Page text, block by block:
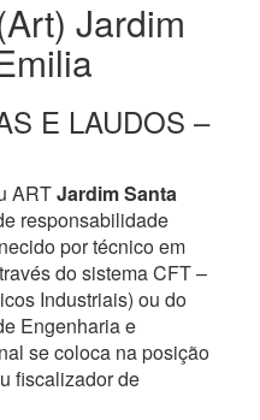
Jardim
E LAUDOS –
ARTJardim Santa
responsabilidade
por técnico em
do sistema CFT –
Industriais) ou do
Engenharia e
se coloca na posição
fiscalizador de